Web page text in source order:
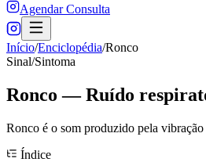
Agendar Consulta
Início/Enciclopédia/Ronco
Sinal/Sintoma
Ronco — Ruído
Ronco é o som produzido pela
Índice